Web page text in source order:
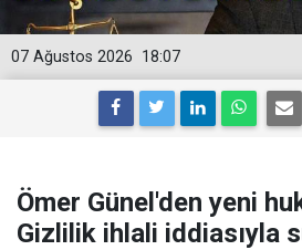
18:07
07 Ağustos 2026
Ömer Günel'den yeni
Gizlilik ihlali iddiasıyla